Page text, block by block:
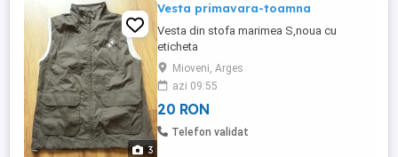
3
Vesta primavara-toamna
Vesta din stofa marimea S,noua cu
eticheta
Mioveni, Arges
azi 09:55
20 RON
Telefon validat